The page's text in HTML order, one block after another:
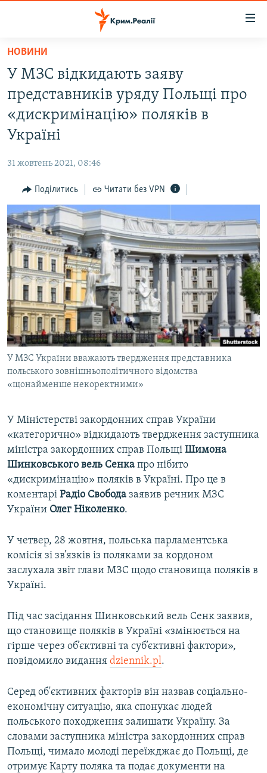
Перейти
основного
матеріалу
Перейти
до
основної
Перейти
пошуку
ВІДЕО ТА ФОТО
ПОЛІТИКА
ІНТЕРВ'Ю
ВСЕ ЗА ДЕНЬ
СПЕЦПРОЕКТИ
ДЕПОРТАЦІЯ
ВІДЕОУРОКИ «ELIFBE»
СВІДЧЕННЯ ОКУПАЦІЇ
УКРАЇНСЬКА ПРОБЛЕМА КРИМУ
ІНФОГРАФІКА
ЯК ОБІЙТИ БЛОКУВАННЯ
Русский
Qırımtatar
ДОЛУЧАЙСЯ!
НОВИНИ
У МЗС відкидають заяву
представників уряду Польщі про
«дискримінацію» поляків в
Україні
31 жовтень 2021, 08:46
Поділитись Читати без VPN
У МЗС України вважають твердження представника
польського зовнішньополітичного відомства
«щонайменше некоректними»
У Міністерстві закордонних справ України
«категорично» відкидають твердження заступника
міністра закордонних справ Польщі Шимона
Шинковського вель Сенка про нібито
«дискримінацію» поляків в Україні. Про це в
коментарі Радіо Свобода заявив речник МЗС
України Олег Ніколенко.
У четвер, 28 жовтня, польська парламентська
комісія зі зв’язків із поляками за кордоном
заслухала звіт глави МЗС щодо становища поляків в
Україні.
Під час засідання Шинковський вель Сенк заявив,
що становище поляків в Україні «змінюється на
гірше через об’єктивні та суб’єктивні фактори»,
повідомило видання dziennik.pl.
Серед об'єктивних факторів він назвав соціально-
економічну ситуацію, яка спонукає людей
польського походження залишати Україну. За
словами заступника міністра закордонних справ
Польщі, чимало молоді переїжджає до Польщі, де
отримує Карту поляка та подає документи на